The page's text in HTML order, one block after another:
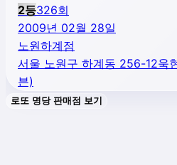
2등326회
2009년 02월 28일
노원하계점
서울 노원구 하계동 256-12욱
븐)
로또 명당 판매점 보기